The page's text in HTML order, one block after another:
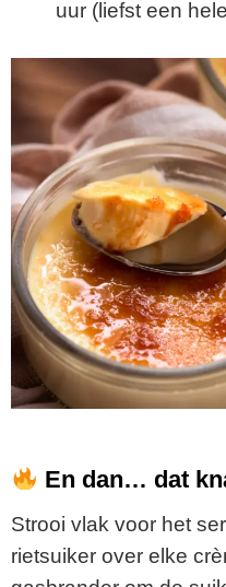
uur (liefst een hele
En dan… dat
Strooi vlak voor het
rietsuiker over elke